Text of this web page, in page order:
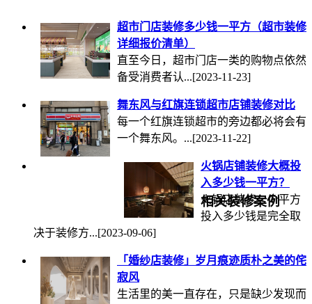
超市门店装修多少钱一平方（超市装修
详细报价清单）
直至今日，超市门店一类的购物点依然
备受消费者认...[2023-11-23]
舞东风与红旗连锁超市店铺装修对比
每一个红旗连锁超市的旁边都必将会有
一个舞东风。...[2023-11-22]
火锅店铺装修大概投
入多少钱一平方？
火锅店装修一个平方
投入多少钱是完全取
决于装修方...[2023-09-06]
「婚纱店装修」岁月痕迹质朴之美的侘
寂风
生活里的美一直存在，只是缺少发现而
相关装修案例